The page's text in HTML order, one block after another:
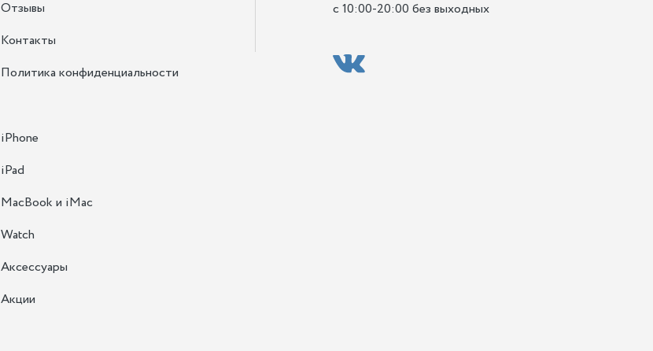
Отзывы
Контакты
Политика конфиденциальности
iPhone
iPad
MacBook и iMac
Watch
Аксессуары
Акции
с 10:00-20:00 без выходных